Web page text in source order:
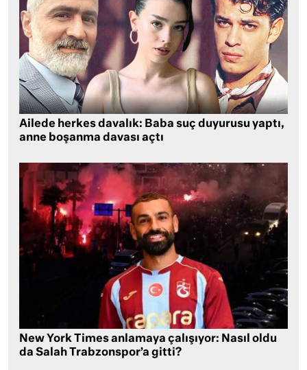
Ailede herkes davalık: Baba suç duyurusu yaptı,
anne boşanma davası açtı
New York Times anlamaya çalışıyor: Nasıl oldu
da Salah Trabzonspor’a gitti?